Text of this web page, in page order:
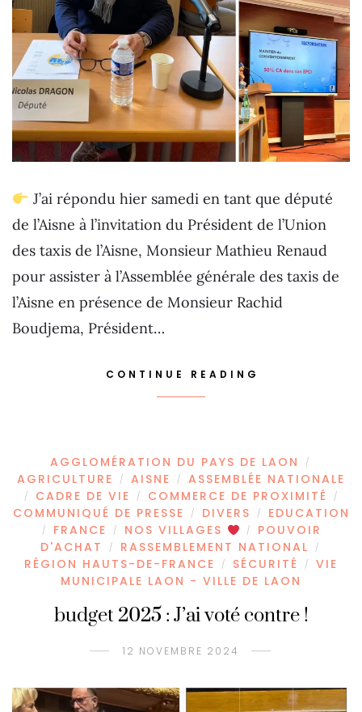
J’ai répondu hier samedi en tant que député
de l’Aisne à l’invitation du Président de l’Union
des taxis de l’Aisne, Monsieur Mathieu Renaud
pour assister à l’Assemblée générale des taxis de
l’Aisne en présence de Monsieur Rachid
Boudjema, Président…
CONTINUE READING
AGGLOMÉRATION DU PAYS DE LAON /
AGRICULTURE / AISNE / ASSEMBLÉE NATIONALE
/ CADRE DE VIE / COMMERCE DE PROXIMITÉ /
COMMUNIQUÉ DE PRESSE / DIVERS / EDUCATION
/ FRANCE / NOS VILLAGES /
POUVOIR
D'ACHAT
/ RASSEMBLEMENT NATIONAL /
RÉGION HAUTS-DE-FRANCE / SÉCURITÉ /
VIE
MUNICIPALE LAON - VILLE DE LAON
budget 2025 : J’ai voté contre !
12 NOVEMBRE 2024